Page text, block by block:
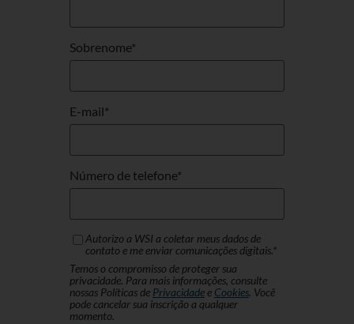
Sobrenome*
E-mail*
Número de telefone*
Autorizo ​​a WSI a coletar meus dados de
contato e me enviar comunicações digitais.*
Temos o compromisso de proteger sua
privacidade. Para mais informações, consulte
nossas Políticas de Privacidadee Cookies. Você
pode cancelar sua inscrição a qualquer
momento.